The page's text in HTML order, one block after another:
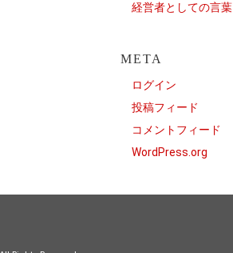
経営者としての言葉
META
ログイン
投稿フィード
コメントフィード
WordPress.org